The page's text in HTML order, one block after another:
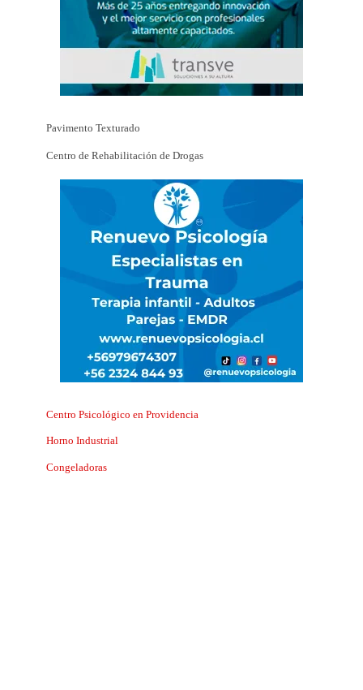
Pavimento Texturado
Centro de Rehabilitación de Drogas
Centro Psicológico en Providencia
Horno Industrial
Congeladoras